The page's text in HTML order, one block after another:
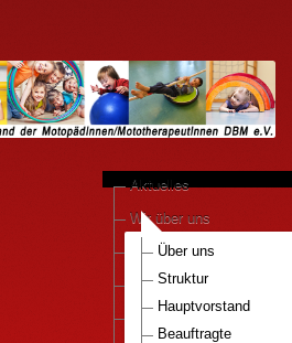
Aktuelles
Wir über uns
Über uns
Struktur
Hauptvorstand
Beauftragte
anerkannte Praxen
Kooperationen
Motopädie konkret